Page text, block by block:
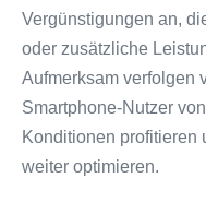
Vergünstigungen an,
oder zusätzliche
Aufmerksam verfolgen
Smartphone-Nutzer
Konditionen profitieren
weiter optimieren.